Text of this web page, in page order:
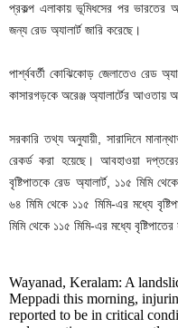
প্রকল্প এলাকায় ভূমিধসের পর ভারতের
জন্য রেড অ্যালার্ট জারি করেছে।
পার্শ্ববর্তী কোঝিকোড় জেলাতেও রেড
কাসারগড়কে অরেঞ্জ অ্যালার্টের আওতায়
সরকারি তথ্য অনুযায়ী, সারাদিনে
রেকর্ড করা হয়েছে। আবহাওয়া
বৃষ্টিপাতকে রেড অ্যালার্ট, ১১৫ মিমি
৬৪ মিমি থেকে ১১৫ মিমি-এর মধ্যে
মিমি থেকে ১১৫ মিমি-এর মধ্যে
Wayanad, Keralam: A
Meppadi this morning,
reported to be in critical